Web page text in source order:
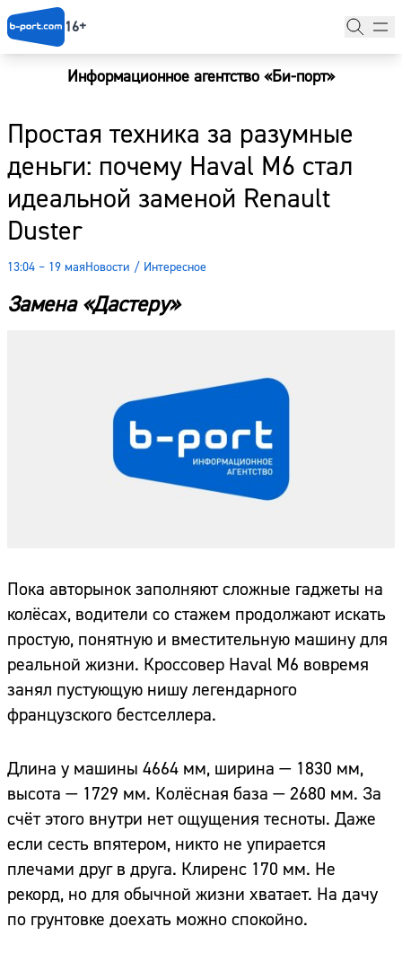
16+
Информационное агентство «Би-порт»
Простая техника за разумные
деньги: почему Haval M6 стал
идеальной заменой Renault
Duster
13:04 – 19 маяНовости / Интересное
Замена «Дастеру»
Пока авторынок заполняют сложные гаджеты на
колёсах, водители со стажем продолжают искать
простую, понятную и вместительную машину для
реальной жизни. Кроссовер Haval M6 вовремя
занял пустующую нишу легендарного
французского бестселлера.
Длина у машины 4664 мм, ширина — 1830 мм,
высота — 1729 мм. Колёсная база — 2680 мм. За
счёт этого внутри нет ощущения тесноты. Даже
если сесть впятером, никто не упирается
плечами друг в друга. Клиренс 170 мм. Не
рекорд, но для обычной жизни хватает. На дачу
по грунтовке доехать можно спокойно.
Новости
Наши гости
Фоторепортажи
Погода
Курсы валют